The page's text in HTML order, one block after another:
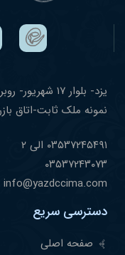
نمونه ملک ثابت-اتاق
۰٣۵٣٧٢۴۵۴٩١ الی ۲
۰٣۵٣٧٢۴٣۰٧٣
info@yazdccima.com
دسترسی سریع
صفحه اصلی